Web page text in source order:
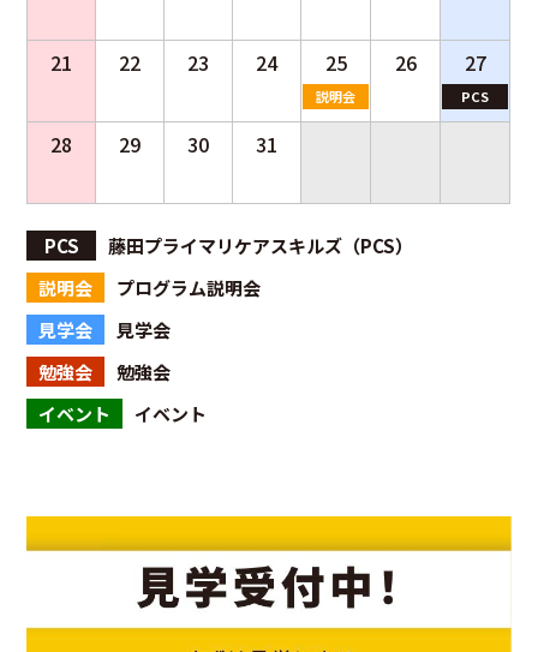
21 22 23 24 25
説明会
26 27
PCS
28 29 30 31
PCS
藤田プライマリケアスキルズ（PCS）
説明会
プログラム説明会
見学会
見学会
勉強会
勉強会
イベント
イベント